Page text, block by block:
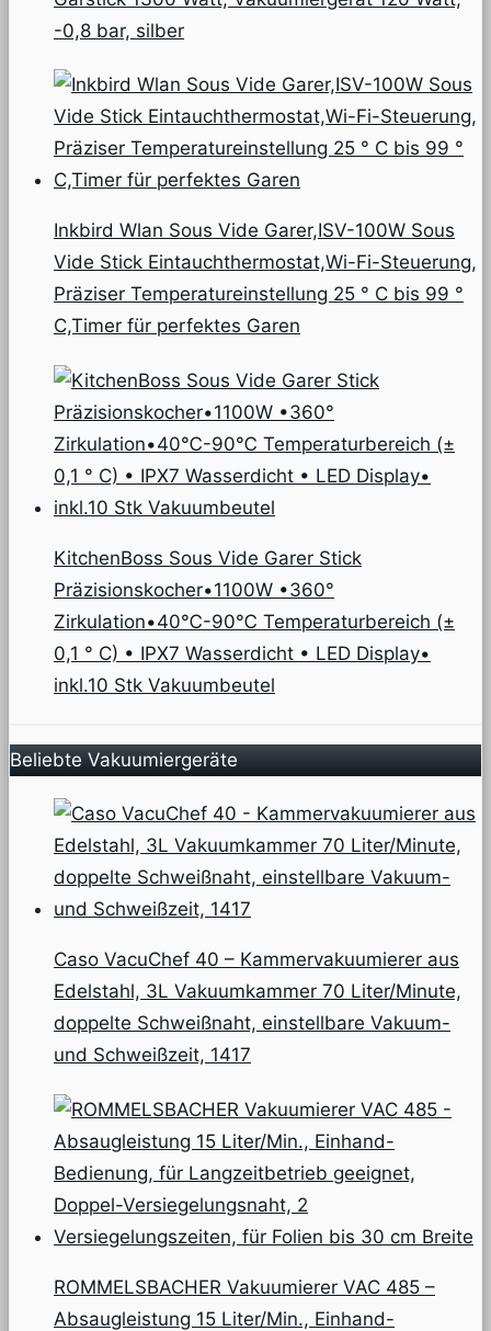
-0,8 bar, silber
Inkbird Wlan Sous Vide Garer,ISV-100W Sous
Vide Stick Eintauchthermostat,Wi-Fi-Steuerung,
Präziser Temperatureinstellung 25 ° C bis 99 °
C,Timer für perfektes Garen
KitchenBoss Sous Vide Garer Stick
Präzisionskocher•1100W •360°
Zirkulation•40℃-90℃ Temperaturbereich (±
0,1 ° C) • IPX7 Wasserdicht • LED Display•
inkl.10 Stk Vakuumbeutel
Beliebte Vakuumiergeräte
Caso VacuChef 40 – Kammervakuumierer aus
Edelstahl, 3L Vakuumkammer 70 Liter/Minute,
doppelte Schweißnaht, einstellbare Vakuum-
und Schweißzeit, 1417
ROMMELSBACHER Vakuumierer VAC 485 –
Absaugleistung 15 Liter/Min., Einhand-